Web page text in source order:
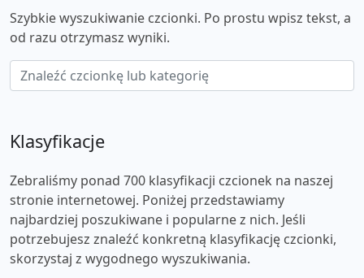
Szybkie wyszukiwanie czcionki. Po prostu wpisz tekst, a
od razu otrzymasz wyniki.
Klasyfikacje
Zebraliśmy ponad 700 klasyfikacji czcionek na naszej
stronie internetowej. Poniżej przedstawiamy
najbardziej poszukiwane i popularne z nich. Jeśli
potrzebujesz znaleźć konkretną klasyfikację czcionki,
skorzystaj z wygodnego wyszukiwania.